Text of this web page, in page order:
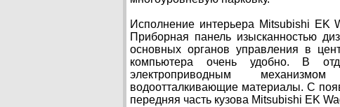
Исполнение интерьера Mitsubishi EK
Приборная панель изысканностью
основных органов управления в
компьютера очень удобно. В
электроприводным
водоотталкивающие материалы. С
передняя часть кузова Mitsubishi EK